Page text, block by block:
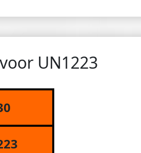
UN1223